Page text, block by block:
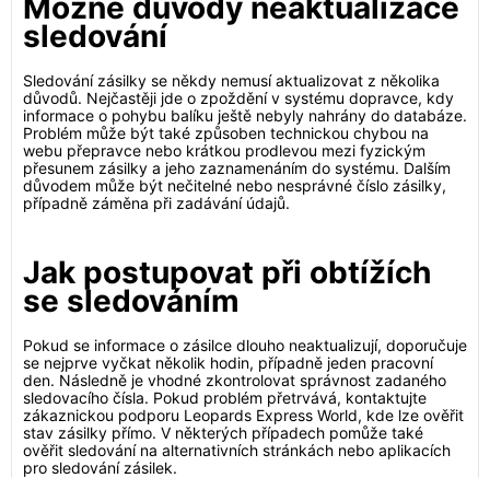
Možné důvody neaktualizace
sledování
Sledování zásilky se někdy nemusí aktualizovat z několika
důvodů. Nejčastěji jde o zpoždění v systému dopravce, kdy
informace o pohybu balíku ještě nebyly nahrány do databáze.
Problém může být také způsoben technickou chybou na
webu přepravce nebo krátkou prodlevou mezi fyzickým
přesunem zásilky a jeho zaznamenáním do systému. Dalším
důvodem může být nečitelné nebo nesprávné číslo zásilky,
případně záměna při zadávání údajů.
Jak postupovat při obtížích
se sledováním
Pokud se informace o zásilce dlouho neaktualizují, doporučuje
se nejprve vyčkat několik hodin, případně jeden pracovní
den. Následně je vhodné zkontrolovat správnost zadaného
sledovacího čísla. Pokud problém přetrvává, kontaktujte
zákaznickou podporu Leopards Express World, kde lze ověřit
stav zásilky přímo. V některých případech pomůže také
ověřit sledování na alternativních stránkách nebo aplikacích
pro sledování zásilek.